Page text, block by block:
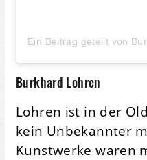
Burkhard Lohren
Lohren ist in der
kein Unbekannter
Kunstwerke waren